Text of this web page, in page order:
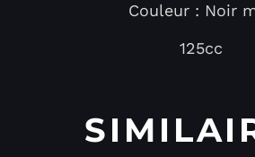
Couleur : Noir
125cc